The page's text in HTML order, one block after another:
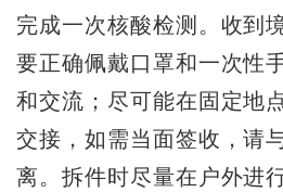
完成一次核酸检测。收到
要正确佩戴口罩和一次性
和交流；尽可能在固定地
交接，如需当面签收，请
离。拆件时尽量在户外进